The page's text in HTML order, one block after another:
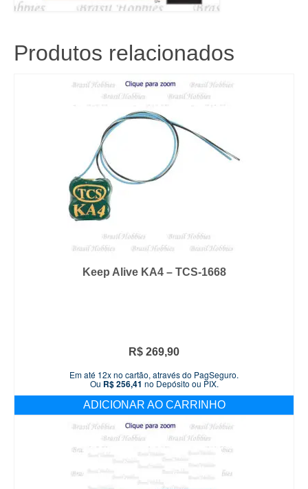
Produtos relacionados
Keep Alive KA4 – TCS-1668
R$ 269,90
Em até 12x no cartão, através do PagSeguro.
Ou R$256,41 no Depósito ou PIX.
ADICIONAR AO CARRINHO